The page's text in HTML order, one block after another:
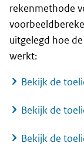
rekenmethode
uitgelegd hoe
werkt:
Bekijk de
Bekijk de
Bekijk de